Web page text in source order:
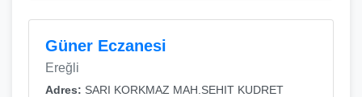
Güner Eczanesi
Ereğli
Adres: SARI KORKMAZ MAH.SEHIT KUDRET